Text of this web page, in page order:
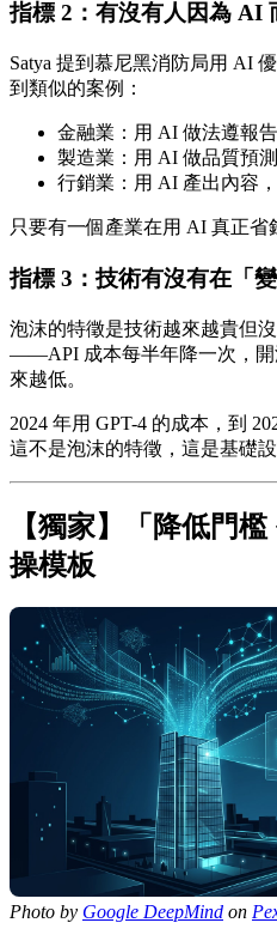
指標 2：有沒有人因為 AI
Satya 提到慕尼黑消防局用 AI
到類似的案例：
金融業：用 AI 做法遵報
製造業：用 AI 做品質預
行銷業：用 AI 產出內容
只要有一個產業在用 AI 真正省
指標 3：技術有沒有在「變
泡沫的特徵是技術越來越貴但
——API 成本每半年降一次，開
來越低。
2024 年用 GPT-4 的成本，到
這不是泡沫的特徵，這是基礎
【獨家】「降低門
操模板
Photo by Google DeepMind on